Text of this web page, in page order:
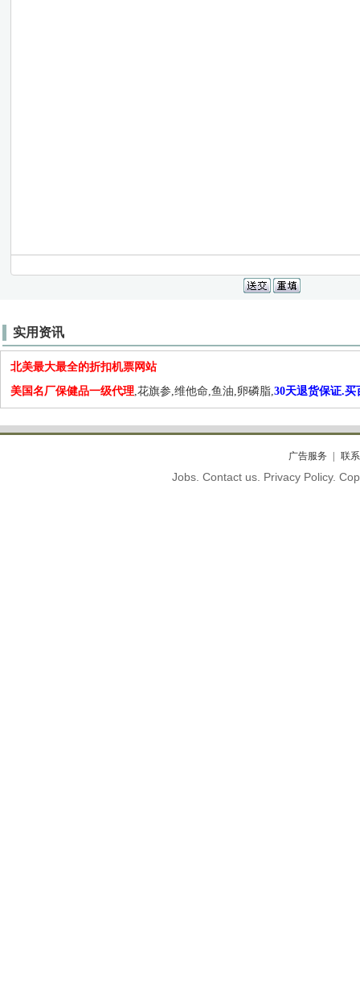
实用资讯
北美最大最全的折扣机票网站
美国名厂保健品一级代理,花旗参,维他命,鱼油,卵磷脂,30天退货保证.买
广告服务 联
Jobs. Contact us. Privacy Policy.